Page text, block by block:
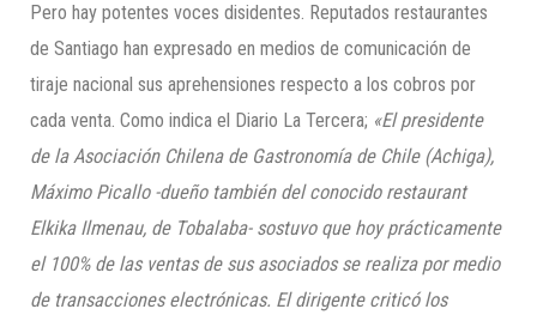
Pero hay potentes voces disidentes. Reputados restaurantes
de Santiago han expresado en medios de comunicación de
tiraje nacional sus aprehensiones respecto a los cobros por
cada venta. Como indica el Diario La Tercera; «El presidente
de la Asociación Chilena de Gastronomía de Chile (Achiga),
Máximo Picallo -dueño también del conocido restaurant
Elkika Ilmenau, de Tobalaba- sostuvo que hoy prácticamente
el 100% de las ventas de sus asociados se realiza por medio
de transacciones electrónicas. El dirigente criticó los